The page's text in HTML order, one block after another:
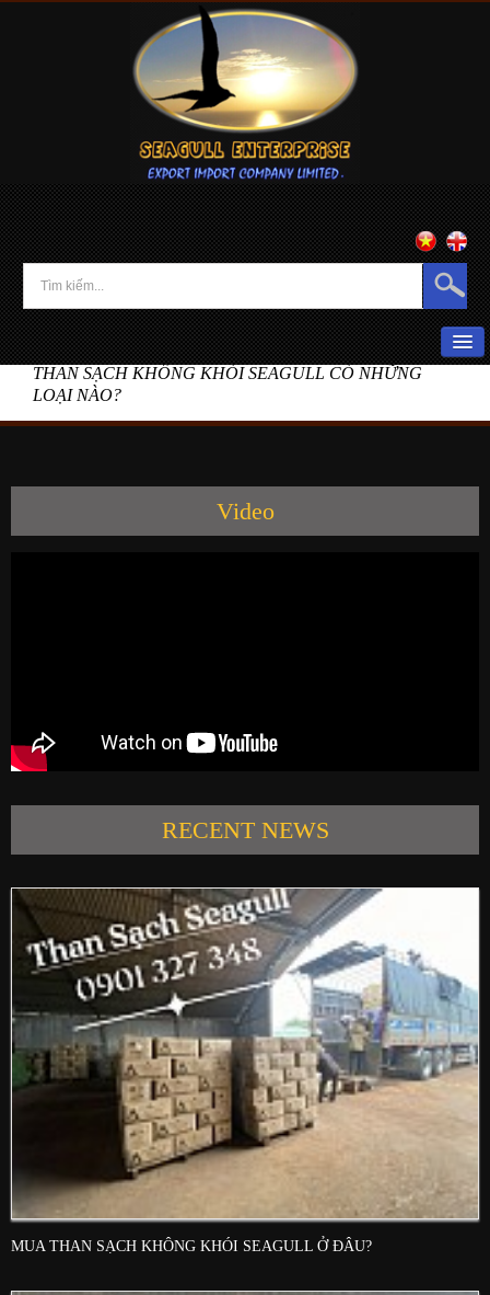
HOME
Home » News
»
THAN SẠCH KHÔNG KHÓI SEAGULL CÓ NHỮNG
LOẠI NÀO?
Video
RECENT NEWS
MUA THAN SẠCH KHÔNG KHÓI SEAGULL Ở ĐÂU?